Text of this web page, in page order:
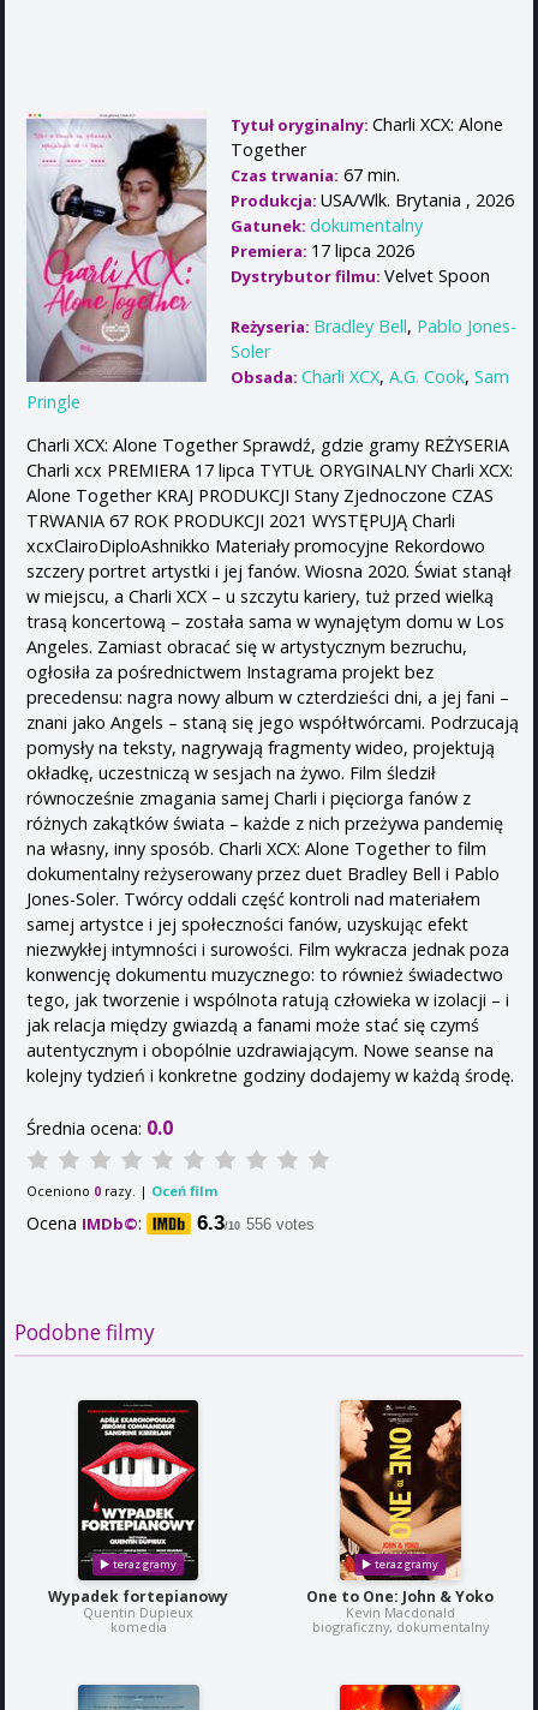
Tytuł oryginalny: Charli XCX: Alone
Together
Czas trwania: 67 min.
Produkcja: USA/Wlk. Brytania , 2026
Gatunek: dokumentalny
Premiera: 17 lipca 2026
Dystrybutor filmu: Velvet Spoon
Reżyseria: Bradley Bell, Pablo Jones-
Soler
Obsada: Charli XCX, A.G. Cook, Sam
Pringle
Charli XCX: Alone Together Sprawdź, gdzie gramy REŻYSERIA
Charli xcx PREMIERA 17 lipca TYTUŁ ORYGINALNY Charli XCX:
Alone Together KRAJ PRODUKCJI Stany Zjednoczone CZAS
TRWANIA 67 ROK PRODUKCJI 2021 WYSTĘPUJĄ Charli
xcxClairoDiploAshnikko Materiały promocyjne Rekordowo
szczery portret artystki i jej fanów. Wiosna 2020. Świat stanął
w miejscu, a Charli XCX – u szczytu kariery, tuż przed wielką
trasą koncertową – została sama w wynajętym domu w Los
Angeles. Zamiast obracać się w artystycznym bezruchu,
ogłosiła za pośrednictwem Instagrama projekt bez
precedensu: nagra nowy album w czterdzieści dni, a jej fani –
znani jako Angels – staną się jego współtwórcami. Podrzucają
pomysły na teksty, nagrywają fragmenty wideo, projektują
okładkę, uczestniczą w sesjach na żywo. Film śledził
równocześnie zmagania samej Charli i pięciorga fanów z
różnych zakątków świata – każde z nich przeżywa pandemię
na własny, inny sposób. Charli XCX: Alone Together to film
dokumentalny reżyserowany przez duet Bradley Bell i Pablo
Jones-Soler. Twórcy oddali część kontroli nad materiałem
samej artystce i jej społeczności fanów, uzyskując efekt
niezwykłej intymności i surowości. Film wykracza jednak poza
konwencję dokumentu muzycznego: to również świadectwo
tego, jak tworzenie i wspólnota ratują człowieka w izolacji – i
jak relacja między gwiazdą a fanami może stać się czymś
autentycznym i obopólnie uzdrawiającym. Nowe seanse na
kolejny tydzień i konkretne godziny dodajemy w każdą środę.
Średnia ocena: 0.0
Oceniono 0 razy. | Oceń film
Ocena IMDb©: 6.3/10 556 votes
Podobne filmy
Wypadek fortepianowy
Quentin Dupieux
komedia
One to One: John & Yoko
Kevin Macdonald
biograficzny, dokumentalny